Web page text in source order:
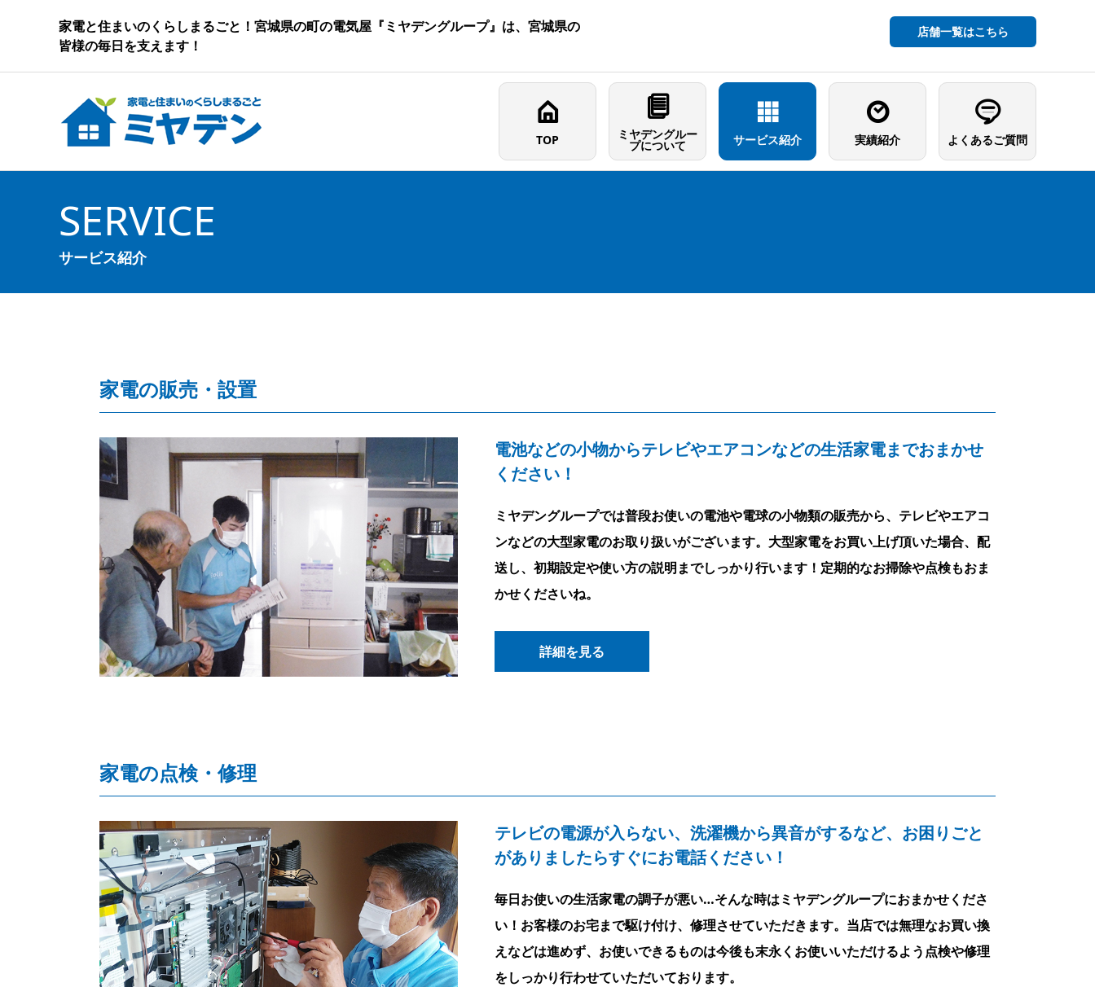
家電と住まいのくらしまるごと！宮城県の町の電気屋『ミヤデングループ』は、宮城県の
皆様の毎日を支えます！
店舗一覧はこちら
TOP ミヤデングルー
プについて サービス紹介 実績紹介 よくあるご質問
SERVICE
サービス紹介
家電の販売・設置
電池などの小物からテレビやエアコンなどの生活家電までおまかせ
ください！
ミヤデングループでは普段お使いの電池や電球の小物類の販売から、テレビやエアコ
ンなどの大型家電のお取り扱いがございます。大型家電をお買い上げ頂いた場合、配
送し、初期設定や使い方の説明までしっかり行います！定期的なお掃除や点検もおま
かせくださいね。
詳細を見る
家電の点検・修理
テレビの電源が入らない、洗濯機から異音がするなど、お困りごと
がありましたらすぐにお電話ください！
毎日お使いの生活家電の調子が悪い…そんな時はミヤデングループにおまかせくださ
い！お客様のお宅まで駆け付け、修理させていただきます。当店では無理なお買い換
えなどは進めず、お使いできるものは今後も末永くお使いいただけるよう点検や修理
をしっかり行わせていただいております。